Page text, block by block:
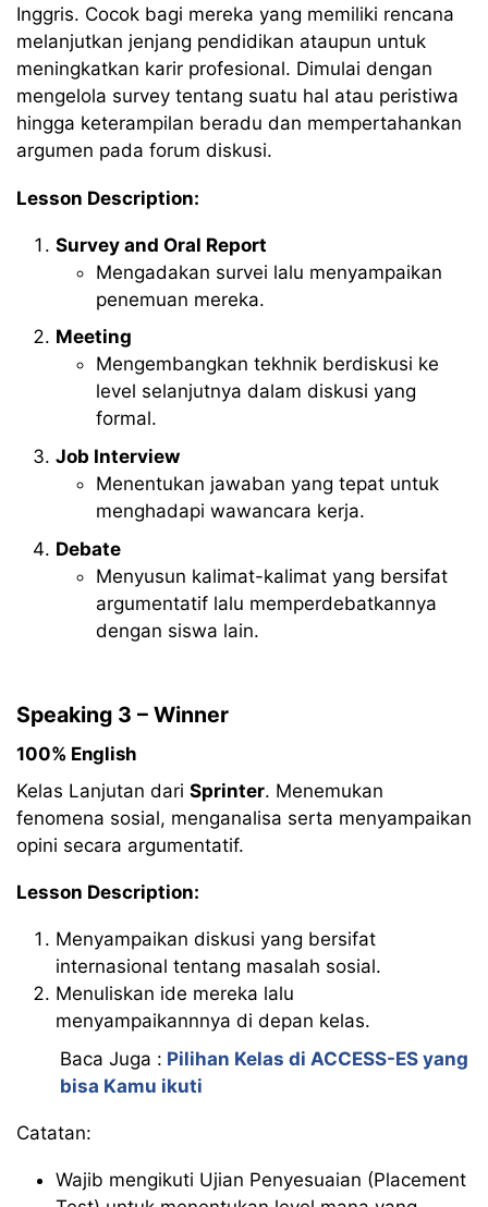
Inggris. Cocok bagi mereka yang memiliki rencana
melanjutkan jenjang pendidikan ataupun untuk
meningkatkan karir profesional. Dimulai dengan
mengelola survey tentang suatu hal atau peristiwa
hingga keterampilan beradu dan mempertahankan
argumen pada forum diskusi.
Lesson Description:
Survey and Oral Report
Mengadakan survei lalu menyampaikan
penemuan mereka.
Meeting
Mengembangkan tekhnik berdiskusi ke
level selanjutnya dalam diskusi yang
formal.
Job Interview
Menentukan jawaban yang tepat untuk
menghadapi wawancara kerja.
Debate
Menyusun kalimat-kalimat yang bersifat
argumentatif lalu memperdebatkannya
dengan siswa lain.
Speaking 3 – Winner
100% English
Kelas Lanjutan dari Sprinter. Menemukan
fenomena sosial, menganalisa serta menyampaikan
opini secara argumentatif.
Lesson Description:
Menyampaikan diskusi yang bersifat
internasional tentang masalah sosial.
Menuliskan ide mereka lalu
menyampaikannnya di depan kelas.
Baca Juga : Pilihan Kelas di ACCESS-ES yang
bisa Kamu ikuti
Catatan:
Wajib mengikuti Ujian Penyesuaian (Placement